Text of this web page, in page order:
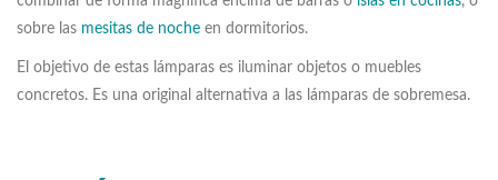
sobre las mesitas de noche en dormitorios.
El objetivo de estas lámparas es iluminar objetos o muebles
concretos. Es una original alternativa a las lámparas de sobremesa.